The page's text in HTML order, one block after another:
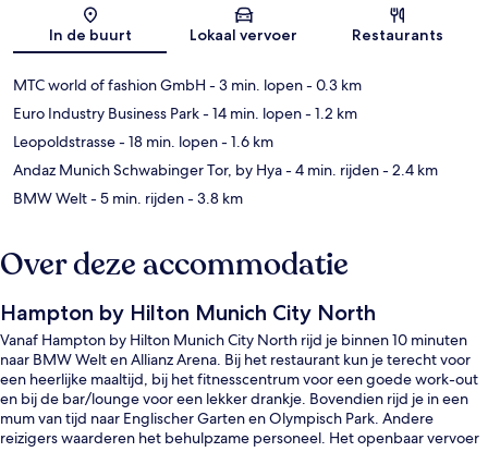
Kaart
In de buurt Lokaal vervoer Restaurants
MTC world of fashion GmbH - 3 min. lopen- 0.3 km
Euro Industry Business Park- 14 min. lopen- 1.2 km
Leopoldstrasse- 18 min. lopen- 1.6 km
Andaz Munich Schwabinger Tor, by Hya- 4 min. rijden- 2.4 km
BMW Welt- 5 min. rijden- 3.8 km
Over deze accommodatie
Hampton by Hilton Munich City North
Vanaf Hampton by Hilton Munich City North rijd je binnen 10 minuten
naar BMW Welt en Allianz Arena. Bij het restaurant kun je terecht voor
een heerlijke maaltijd, bij het fitnesscentrum voor een goede work-out
en bij de bar/lounge voor een lekker drankje. Bovendien rijd je in een
mum van tijd naar Englischer Garten en Olympisch Park. Andere
reizigers waarderen het behulpzame personeel. Het openbaar vervoer